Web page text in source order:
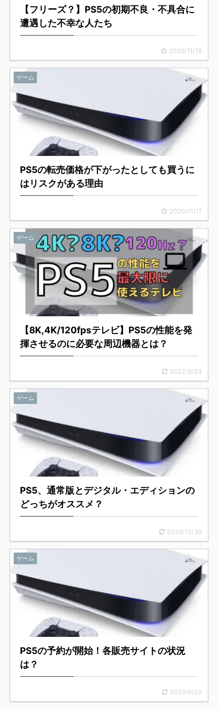
【フリーズ？】PS5の初期不良・不具合に
遭遇した不幸な人たち
2020/11/18
ゲーム
PS5の転売価格が下がったとしても買うに
はリスクがある理由
2020/11/17
ゲーム
【8K,4K/120fpsテレビ】PS5の性能を発
揮させるのに必要な周辺機器とは？
2022/8/24
ゲーム
PS5、通常版とデジタル・エディションの
どっちがオススメ？
2020/12/30
ゲーム
PS5の予約が開始！各販売サイトの状況
は？
2020/9/20